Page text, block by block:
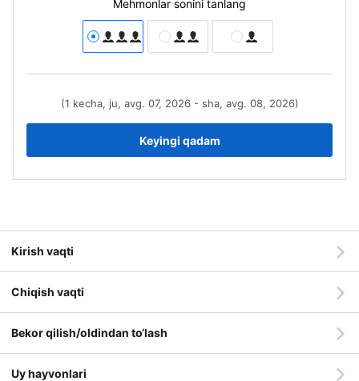
Mehmonlar sonini tanlang
(1 kecha, ju, avg. 07, 2026 - sha, avg. 08, 2026)
Keyingi qadam
Kirish vaqti
Chiqish vaqti
Bekor qilish/oldindan to‘lash
Uy hayvonlari